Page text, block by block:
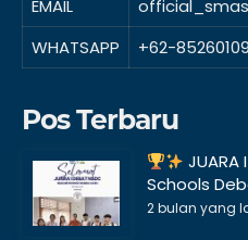
EMAIL
WHATSAPP
+62-
Pos Terbaru
JUARA
Schools
2 bulan yang